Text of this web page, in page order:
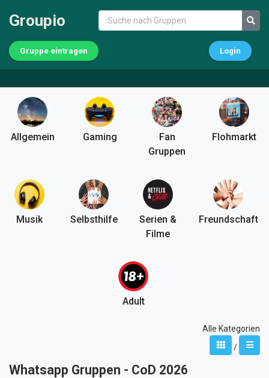
Groupio
Gruppe eintragen Login
Allgemein Gaming
Fan
Gruppen
Flohmarkt
Musik Selbsthilfe
Serien &
Filme
Freundschaft
Adult
Alle Kategorien
/
Whatsapp Gruppen - CoD 2026